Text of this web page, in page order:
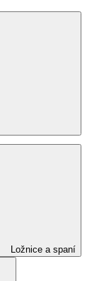
Ložnice a spaní